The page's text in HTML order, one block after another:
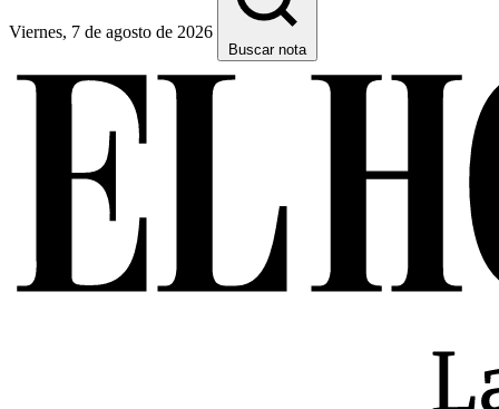
Viernes, 7 de agosto de 2026
Buscar nota